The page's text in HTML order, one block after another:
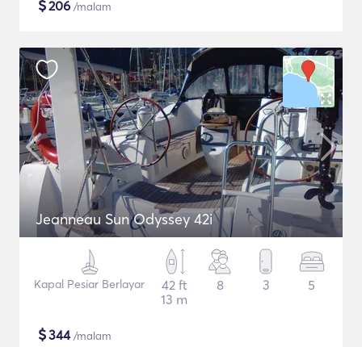
$206 /malam
Jeanneau Sun Odyssey 42i
Kapal Pesiar Berlayar
42 ft
13 m
8 3 5
$344/malam